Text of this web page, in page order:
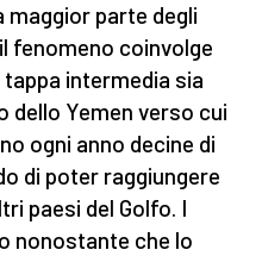
parte degli
fenomeno coinvolge
intermedia sia
dello Yemen verso cui
ogni anno decine di
di poter raggiungere
paesi del Golfo. I
nonostante che lo